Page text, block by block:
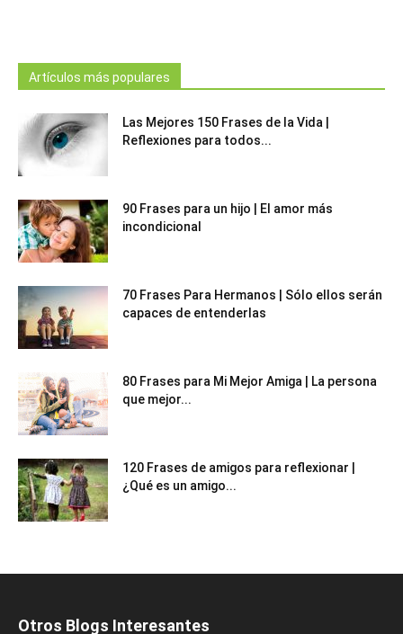
Artículos más populares
Las Mejores 150 Frases de la Vida |
Reflexiones para todos...
90 Frases para un hijo | El amor más
incondicional
70 Frases Para Hermanos | Sólo ellos serán
capaces de entenderlas
80 Frases para Mi Mejor Amiga | La persona
que mejor...
120 Frases de amigos para reflexionar |
¿Qué es un amigo...
Otros Blogs Interesantes